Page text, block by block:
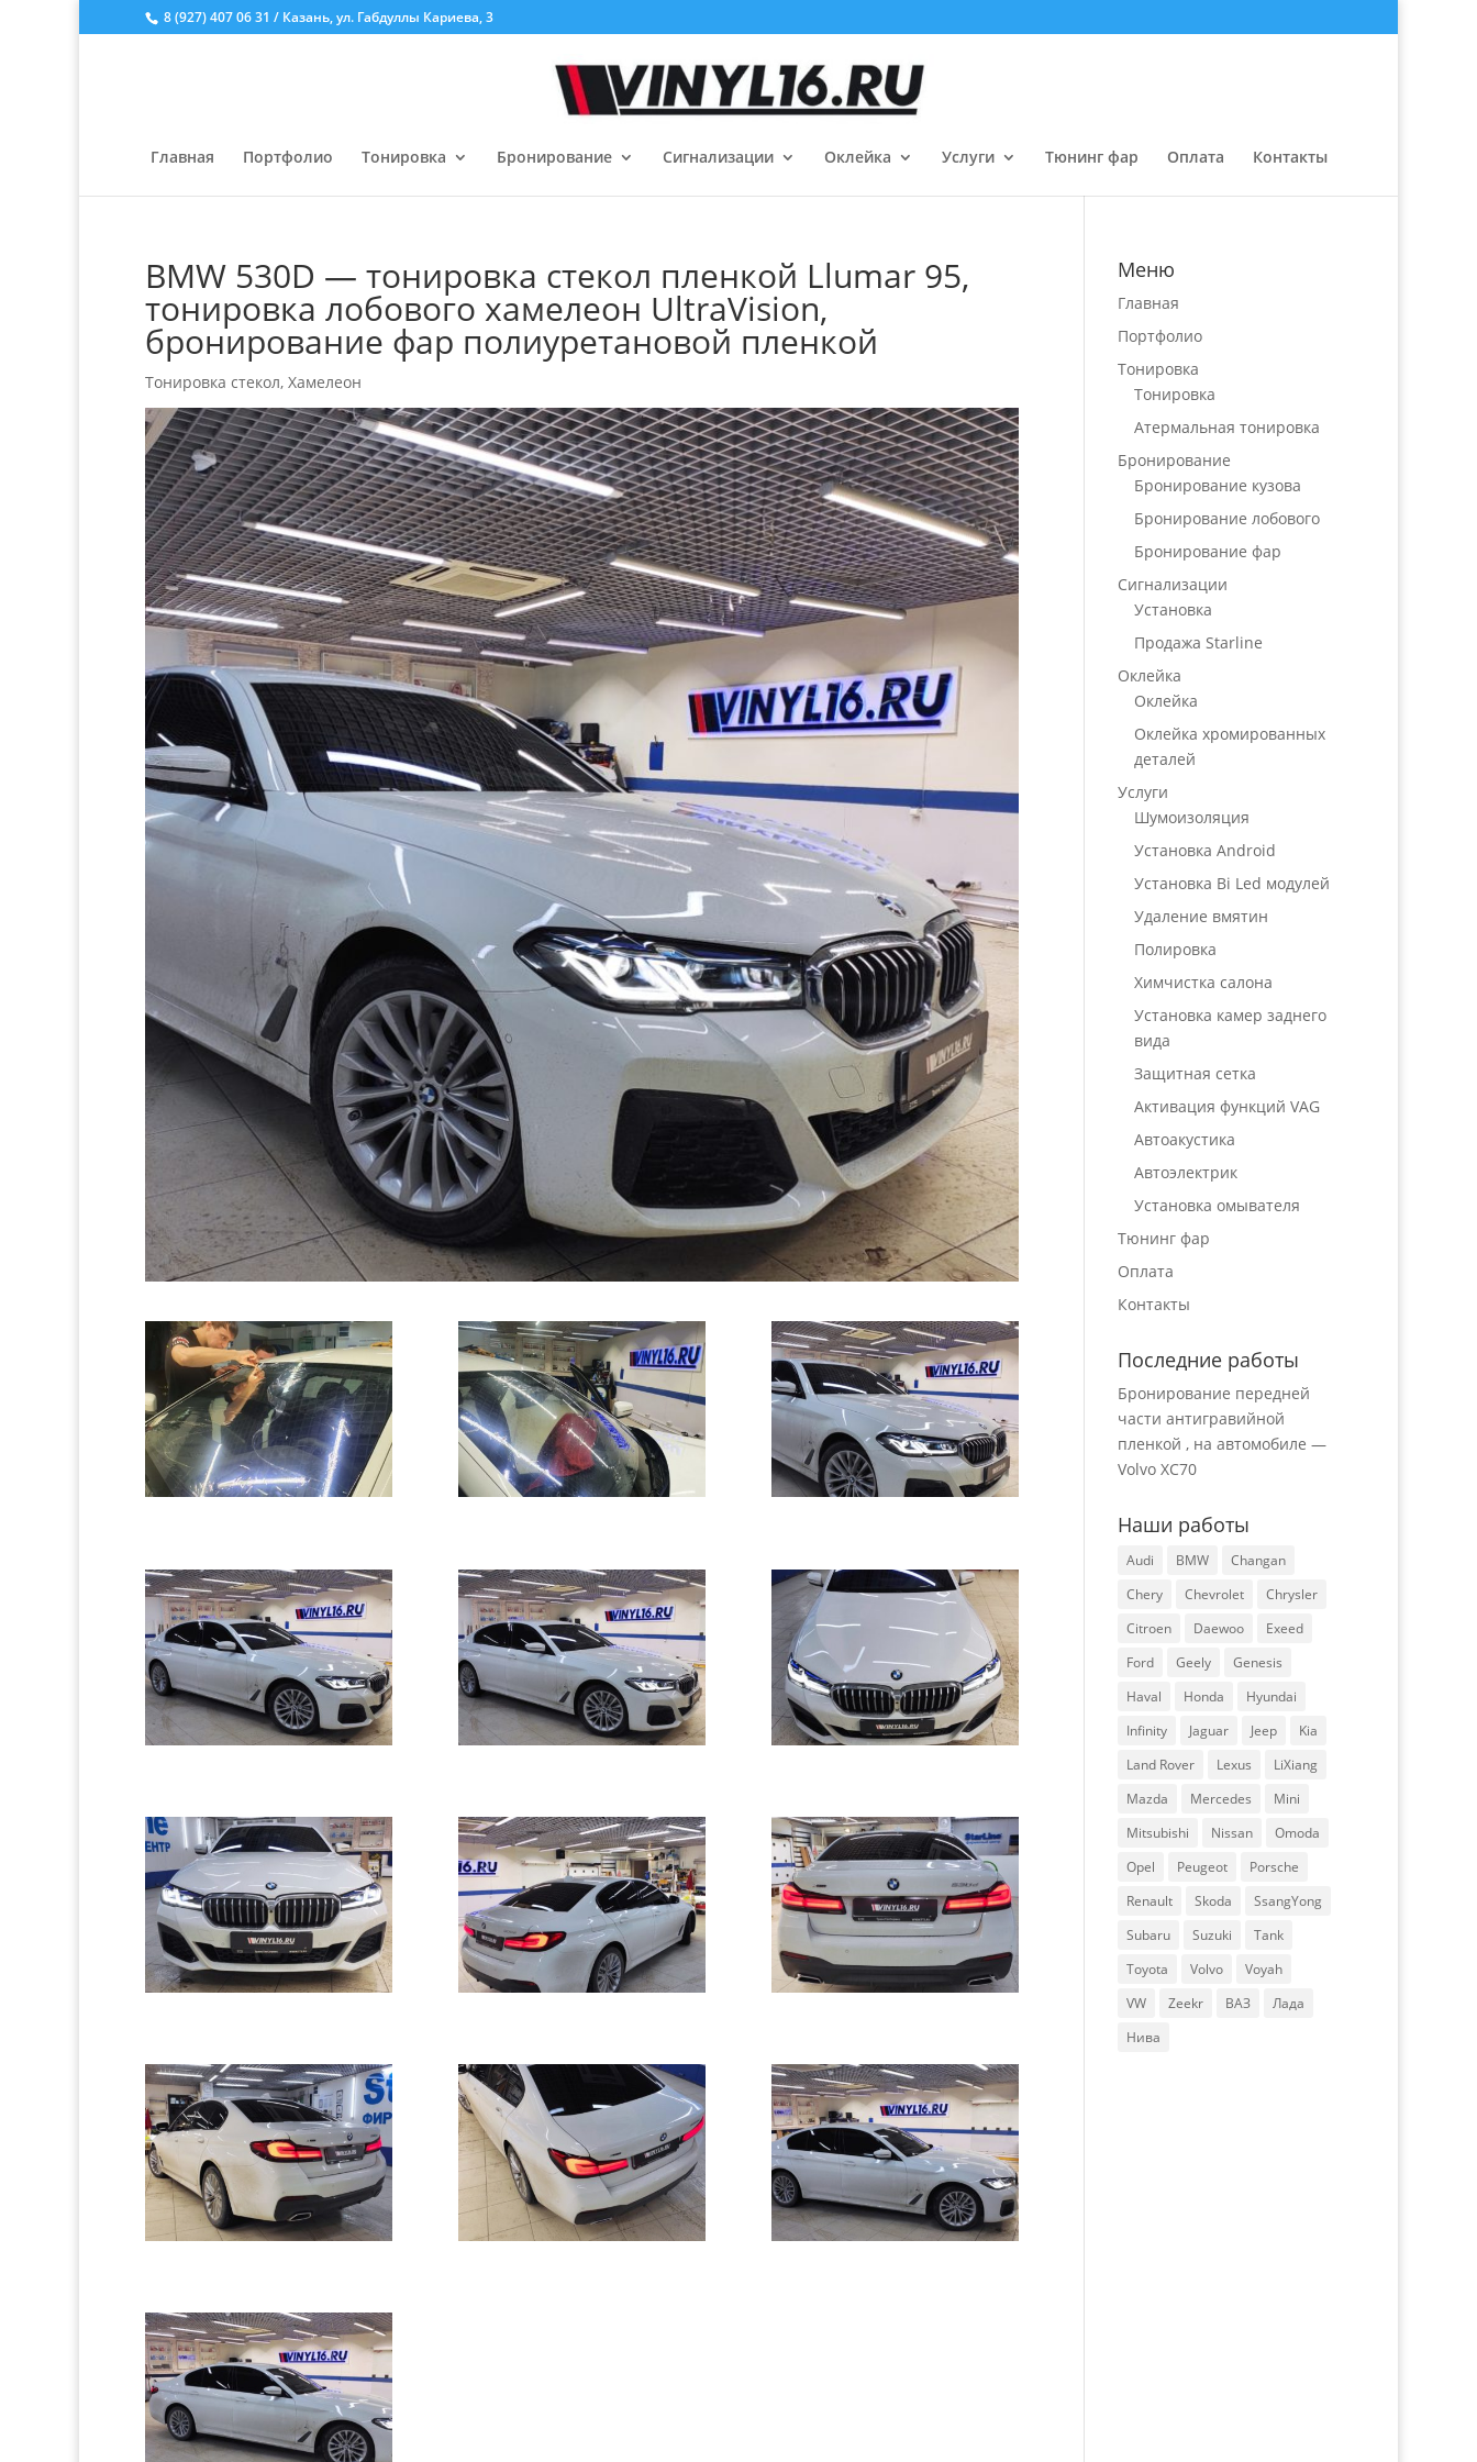
8 (927) 407 06 31 / Казань, ул. Габдуллы Кариева, 3
Главная Портфолио Тонировка Бронирование Сигнализации Оклейка Услуги Тюнинг фар Оплата Контакты
BMW 530D — тонировка стекол пленкой Llumar 95,
тонировка лобового хамелеон UltraVision,
бронирование фар полиуретановой пленкой
Тонировка стекол, Хамелеон
Меню
Главная
Портфолио
Тонировка
Тонировка
Атермальная тонировка
Бронирование
Бронирование кузова
Бронирование лобового
Бронирование фар
Сигнализации
Установка
Продажа Starline
Оклейка
Оклейка
Оклейка хромированных
деталей
Услуги
Шумоизоляция
Установка Android
Установка Bi Led модулей
Удаление вмятин
Полировка
Химчистка салона
Установка камер заднего
вида
Защитная сетка
Активация функций VAG
Автоакустика
Автоэлектрик
Установка омывателя
Тюнинг фар
Оплата
Контакты
Последние работы
Бронирование передней
части антигравийной
пленкой , на автомобиле —
Volvo XC70
Наши работы
Audi BMW
Changan
Chery
Chevrolet
Chrysler
Citroen
Daewoo
Exeed
Ford
Geely
Genesis
Haval
Honda
Hyundai
Infinity
Jaguar Jeep
Kia
Land Rover
Lexus
LiXiang
Mazda
Mercedes
Mini
Mitsubishi
Nissan
Omoda
Opel
Peugeot
Porsche
Renault
Skoda
SsangYong
Subaru
Suzuki
Tank
Toyota
Volvo
Voyah
VW
Zeekr ВАЗ
Лада
Нива